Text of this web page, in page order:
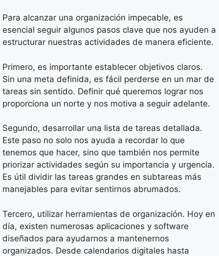
Para alcanzar una organización impecable, es
esencial seguir algunos pasos clave que nos ayuden a
estructurar nuestras actividades de manera eficiente.
Primero, es importante establecer objetivos claros.
Sin una meta definida, es fácil perderse en un mar de
tareas sin sentido. Definir qué queremos lograr nos
proporciona un norte y nos motiva a seguir adelante.
Segundo, desarrollar una lista de tareas detallada.
Este paso no solo nos ayuda a recordar lo que
tenemos que hacer, sino que también nos permite
priorizar actividades según su importancia y urgencia.
Es útil dividir las tareas grandes en subtareas más
manejables para evitar sentirnos abrumados.
Tercero, utilizar herramientas de organización. Hoy en
día, existen numerosas aplicaciones y software
diseñados para ayudarnos a mantenernos
organizados. Desde calendarios digitales hasta